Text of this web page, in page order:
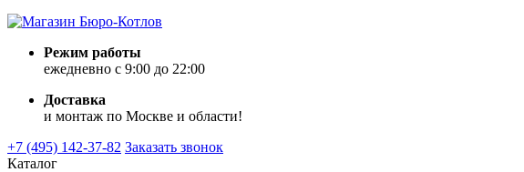
Режим работы
ежедневно с 9:00 до 22:00
Доставка
и монтаж по Москве и области!
+7 (495) 142-37-82 Заказать звонок
Каталог